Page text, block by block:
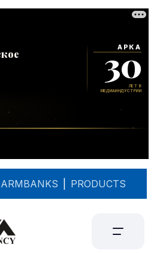
ARMBANKS PRODUCTS